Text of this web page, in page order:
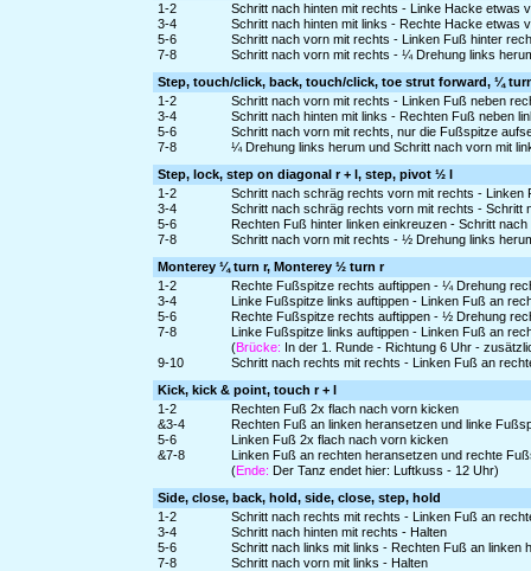
1-2
Schritt nach hinten mit rechts - Linke Hacke etwas
3-4
Schritt nach hinten mit links - Rechte Hacke etwas
5-6
Schritt nach vorn mit rechts - Linken Fuß hinter
7-8
Schritt nach vorn mit rechts - ¼ Drehung links
Step, touch/click, back, touch/click, toe strut forward, ¼
1-2
Schritt nach vorn mit rechts - Linken Fuß neben
3-4
Schritt nach hinten mit links - Rechten Fuß neben
5-6
Schritt nach vorn mit rechts, nur die Fußspitze
7-8
¼ Drehung links herum und Schritt nach vorn mit
Step, lock, step on diagonal r + l, step, pivot ½ l
1-2
Schritt nach schräg rechts vorn mit rechts - Linken
3-4
Schritt nach schräg rechts vorn mit rechts - Schritt
5-6
Rechten Fuß hinter linken einkreuzen - Schritt
7-8
Schritt nach vorn mit rechts - ½ Drehung links
Monterey ¼ turn r, Monterey ½ turn r
1-2
Rechte Fußspitze rechts auftippen - ¼ Drehung
3-4
Linke Fußspitze links auftippen - Linken Fuß an
5-6
Rechte Fußspitze rechts auftippen - ½ Drehung
7-8
Linke Fußspitze links auftippen - Linken Fuß an
(Brücke: In der 1. Runde - Richtung 6 Uhr -
9-10
Schritt nach rechts mit rechts - Linken Fuß an
Kick, kick & point, touch r + l
1-2
Rechten Fuß 2x flach nach vorn kicken
&3-4
Rechten Fuß an linken heransetzen und linke
5-6
Linken Fuß 2x flach nach vorn kicken
&7-8
Linken Fuß an rechten heransetzen und rechte
(Ende: Der Tanz endet hier: Luftkuss - 12 Uhr)
Side, close, back, hold, side, close, step, hold
1-2
Schritt nach rechts mit rechts - Linken Fuß an
3-4
Schritt nach hinten mit rechts - Halten
5-6
Schritt nach links mit links - Rechten Fuß an linken
7-8
Schritt nach vorn mit links - Halten